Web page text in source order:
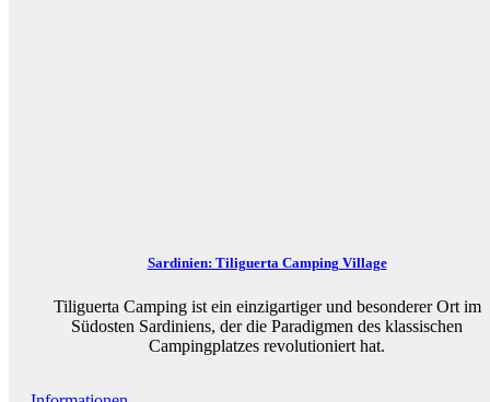
Sardinien: Tiliguerta Camping Village
Tiliguerta Camping ist ein einzigartiger und besonderer Ort im
Südosten Sardiniens, der die Paradigmen des klassischen
Campingplatzes revolutioniert hat.